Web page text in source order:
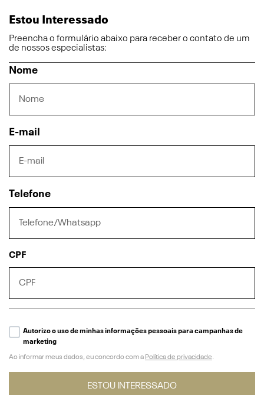
Estou Interessado
Preencha o formulário abaixo para receber o contato de um
de nossos especialistas:
Nome
E-mail
Telefone
CPF
Autorizo o uso de minhas informações pessoais para campanhas de
marketing
Ao informar meus dados, eu concordo com a Política de privacidade.
ESTOU INTERESSADO